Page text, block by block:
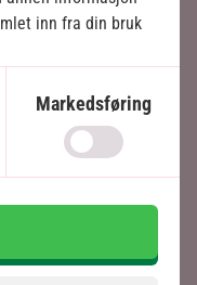
inn fra din bruk
Markedsføring